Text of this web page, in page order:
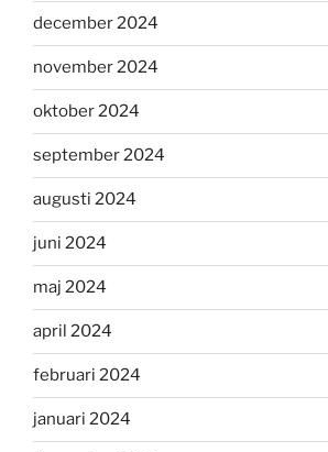
december 2024
november 2024
oktober 2024
september 2024
augusti 2024
juni 2024
maj 2024
april 2024
februari 2024
januari 2024